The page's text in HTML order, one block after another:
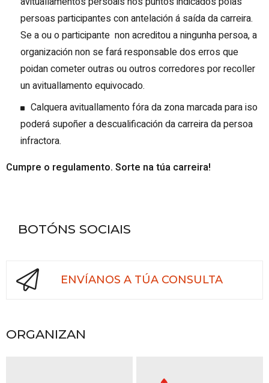
persoas participantes con antelación á saída da carreira.
Se a ou o participante non acreditou a ningunha persoa, a
organización non se fará responsable dos erros que
poidan cometer outras ou outros corredores por recoller
un avituallamento equivocado.
Calquera avituallamento fóra da zona marcada para iso
poderá supoñer a descualificación da carreira da persoa
infractora.
Cumpre o regulamento. Sorte na túa carreira!
BOTÓNS SOCIAIS
ENVÍANOS A TÚA CONSULTA
ORGANIZAN